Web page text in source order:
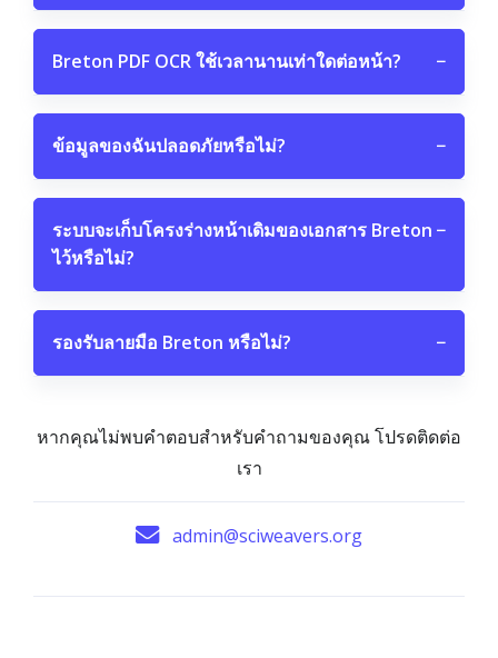
Breton PDF OCR ใช้เวลานานเท่าใดต่อหน้า? −
ข้อมูลของฉันปลอดภัยหรือไม่? −
ระบบจะเก็บโครงร่างหน้าเดิมของเอกสาร Breton
ไว้หรือไม่?
−
รองรับลายมือ Breton หรือไม่? −
หากคุณไม่พบคำตอบสำหรับคำถามของคุณ โปรดติดต่อ
เรา
admin@sciweavers.org